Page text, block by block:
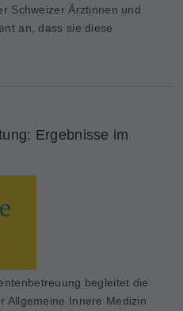
Schweizer Ärztinnen und
an, dass sie diese
Ergebnisse im
begleitet die
Allgemeine Innere Medizin